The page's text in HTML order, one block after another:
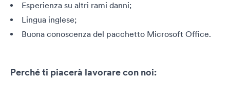
Esperienza su altri rami danni;
Lingua inglese;
Buona conoscenza del pacchetto Microsoft Office.
Perché ti piacerà lavorare con noi: